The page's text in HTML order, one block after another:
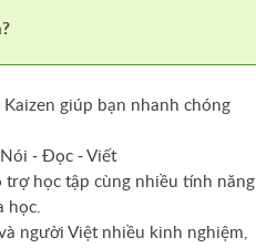
giúp bạn nhanh chóng
- Đọc - Viết
học tập cùng nhiều tính năng
học.
người Việt nhiều kinh nghiệm,